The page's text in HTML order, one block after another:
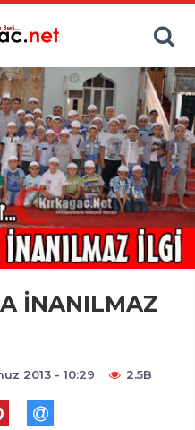
İNANILMAZ
2013 - 10:29 2.5B